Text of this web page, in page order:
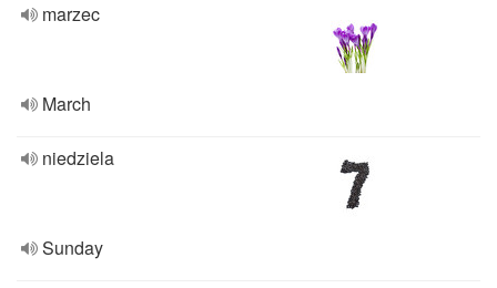
marzec
March
niedziela
Sunday